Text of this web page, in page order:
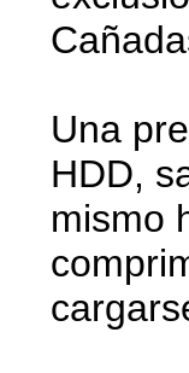
Una
HDD,
mismo